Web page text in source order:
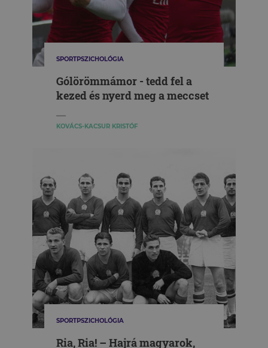
SPORTPSZICHOLÓGIA
Gólörömmámor - tedd fel a
kezed és nyerd meg a meccset
KOVÁCS-KACSUR KRISTÓF
SPORTPSZICHOLÓGIA
Ria, Ria! – Hajrá magyarok,